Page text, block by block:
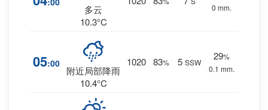
多云
10.3°C
0 mm.
05:00
附近局部降雨
10.4°C
1020 83% 5 SSW
29%
0.1 mm.